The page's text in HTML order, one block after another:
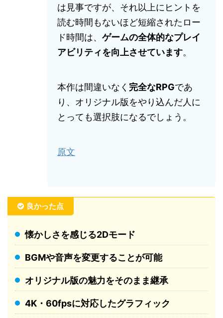
は見事ですが、それ以上にヒントを
読む時間もないほど短縮されたロー
ド時間は、 ゲームの全体的なプレイ
アビリティを向上させています。
本作は間違いなく 完全なRPGであ
り、オリジナル版をやり込んだ人に
とっても選択肢になるでしょう。
原文
良かった点
懐かしさを感じる2Dモード
BGMや音声を変更することが可能
オリジナル版の魅力をそのまま継承
4K・60fpsに対応したグラフィック